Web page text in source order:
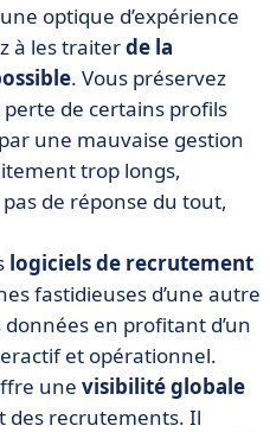
optique d’expérience
à les traiterde la
. Vous préservez
de certains profils
une mauvaise gestion
trop longs,
de réponse du tout,
logiciels de recrutement
fastidieuses d’une autre
en profitant d’un
et opérationnel.
une visibilité globale
des recrutements. Il